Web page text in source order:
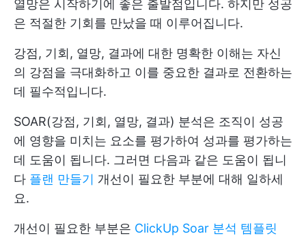
열망은 시작하기에 좋은 출발점입니다. 하지만 성공
은 적절한 기회를 만났을 때 이루어집니다.
강점, 기회, 열망, 결과에 대한 명확한 이해는 자신
의 강점을 극대화하고 이를 중요한 결과로 전환하는
데 필수적입니다.
SOAR(강점, 기회, 열망, 결과) 분석은 조직이 성공
에 영향을 미치는 요소를 평가하여 성과를 평가하는
데 도움이 됩니다. 그러면 다음과 같은 도움이 됩니
다 플랜 만들기 개선이 필요한 부분에 대해 일하세
요.
개선이 필요한 부분은 ClickUp Soar 분석 템플릿